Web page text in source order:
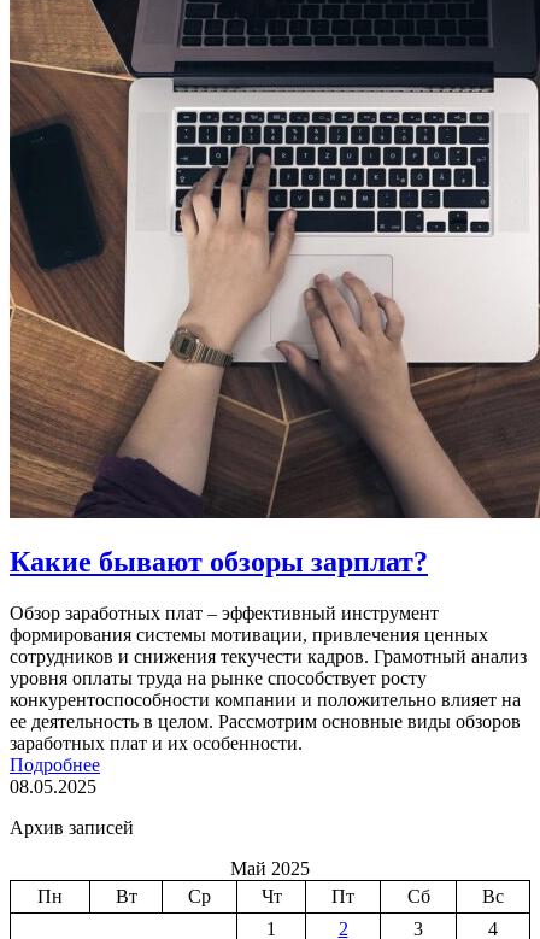
Какие бывают обзоры зарплат?
Обзор заработных плат – эффективный инструмент
формирования системы мотивации, привлечения ценных
сотрудников и снижения текучести кадров. Грамотный анализ
уровня оплаты труда на рынке способствует росту
конкурентоспособности компании и положительно влияет на
ее деятельность в целом. Рассмотрим основные виды обзоров
заработных плат и их особенности.
Подробнее
08.05.2025
Архив записей
Май 2025
Пн
Вт Ср Чт Пт Сб
Вс
1
2 3 4